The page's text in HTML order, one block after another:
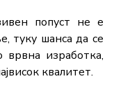
попуст не е
туку шанса да се
врвна изработка,
квалитет.